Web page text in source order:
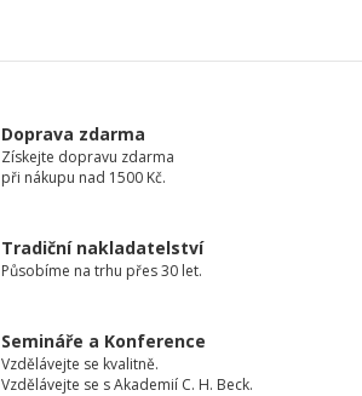
Doprava zdarma
Získejte dopravu zdarma
při nákupu nad 1500 Kč.
Tradiční nakladatelství
Působíme na trhu přes 30 let.
Semináře a Konference
Vzdělávejte se kvalitně.
Vzdělávejte se s Akademií C. H. Beck.